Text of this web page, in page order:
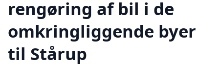
rengøring af bil i de
omkringliggende byer
til Stårup